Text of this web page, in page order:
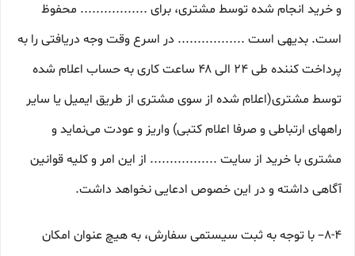
و خرید انجام شده توسط مشتری، برای ................. محفوظ
است. بدیهی است ................. در اسرع وقت وجه دریافتی را به
پرداخت کننده طی ۲۴ الی ۴۸ ساعت کاری به حساب اعلام شده
توسط مشتری(اعلام شده از سوی مشتری از طریق ایمیل یا سایر
راههای ارتباطی و صرفا اعلام کتبی) واریز و عودت می‌نماید و
مشتری با خرید از سایت ................. از این امر و کلیه قوانین
آگاهی داشته و در این خصوص ادعایی نخواهد داشت.
8-۴– با توجه به ثبت سیستمی سفارش، به هیچ عنوان امکان